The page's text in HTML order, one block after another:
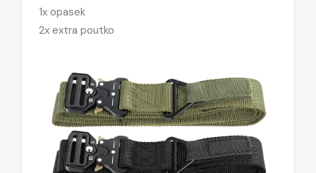
1x opasek
2x extra poutko